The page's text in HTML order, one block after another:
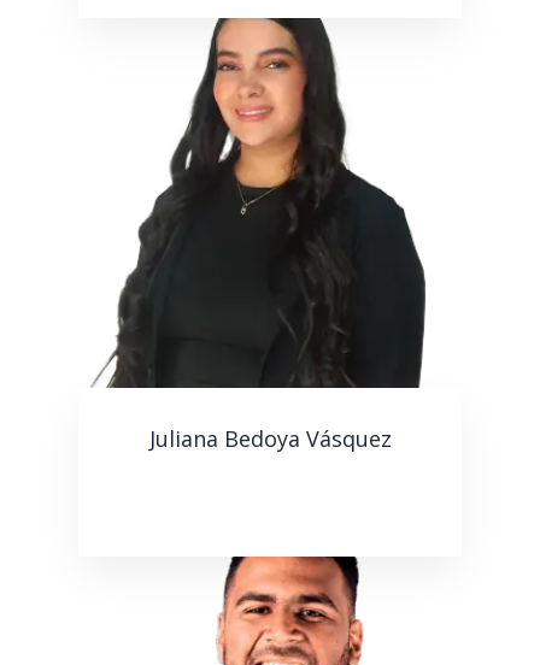
Juliana Bedoya Vásquez